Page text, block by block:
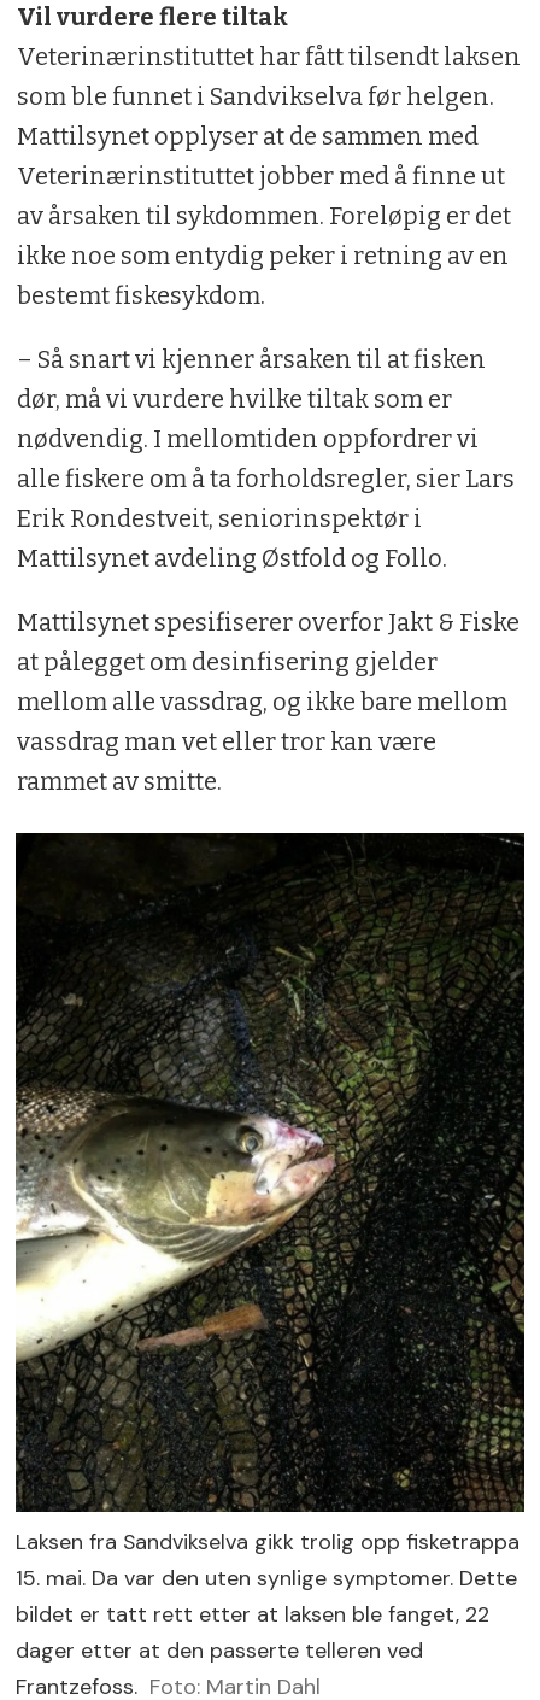
Vil vurdere flere tiltak
Veterinærinstituttet har fått tilsendt laksen
som ble funnet i Sandvikselva før helgen.
Mattilsynet opplyser at de sammen med
Veterinærinstituttet jobber med å finne ut
av årsaken til sykdommen. Foreløpig er det
ikke noe som entydig peker i retning av en
bestemt fiskesykdom.
– Så snart vi kjenner årsaken til at fisken
dør, må vi vurdere hvilke tiltak som er
nødvendig. I mellomtiden oppfordrer vi
alle fiskere om å ta forholdsregler, sier Lars
Erik Rondestveit, seniorinspektør i
Mattilsynet avdeling Østfold og Follo.
Mattilsynet spesifiserer overfor Jakt & Fiske
at pålegget om desinfisering gjelder
mellom alle vassdrag, og ikke bare mellom
vassdrag man vet eller tror kan være
rammet av smitte.
Laksen fra Sandvikselva gikk trolig opp fisketrappa
15. mai. Da var den uten synlige symptomer. Dette
bildet er tatt rett etter at laksen ble fanget, 22
dager etter at den passerte telleren ved
Frantzefoss. Foto: Martin Dahl